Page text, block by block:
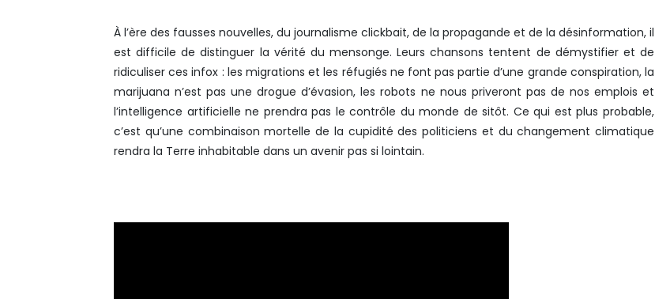
À l’ère des fausses nouvelles, du journalisme clickbait, de la propagande et de la désinformation, il
est difficile de distinguer la vérité du mensonge. Leurs chansons tentent de démystifier et de
ridiculiser ces infox : les migrations et les réfugiés ne font pas partie d’une grande conspiration, la
marijuana n’est pas une drogue d’évasion, les robots ne nous priveront pas de nos emplois et
l’intelligence artificielle ne prendra pas le contrôle du monde de sitôt. Ce qui est plus probable,
c’est qu’une combinaison mortelle de la cupidité des politiciens et du changement climatique
rendra la Terre inhabitable dans un avenir pas si lointain.